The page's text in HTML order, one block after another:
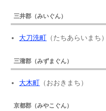
三井郡（みいぐん）
大刀洗町 （たちあらいまち）
三潴郡（みずまぐん）
大木町 （おおきまち）
京都郡（みやこぐん）